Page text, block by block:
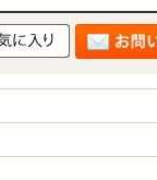
新座市 朝霞市